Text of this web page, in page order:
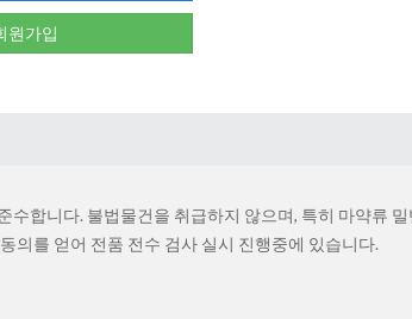
원가입
수합니다. 불법물건을 취급하지 않으며, 특히 마약류
의를 얻어 전품 전수 검사 실시 진행중에 있습니다.